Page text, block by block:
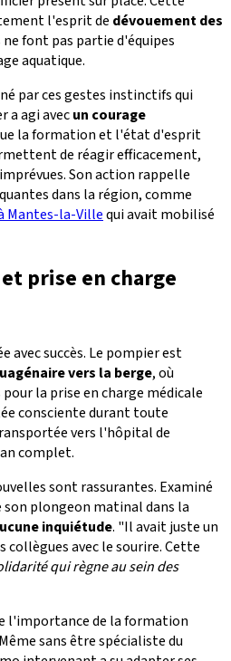
l'esprit de dévouement des
font pas partie d'équipes
aquatique.
par ces gestes instinctifs qui
a agi avecun courage
la formation et l'état d'esprit
de réagir efficacement,
Son action rappelle
dans la région, comme
Mantes-la-Villequi avait mobilisé
prise en charge
avec succès. Le pompier est
vers la berge, où
la prise en charge médicale
consciente durant toute
vers l'hôpital de
complet.
sont rassurantes. Examiné
son plongeon matinal dans la
inquiétude. "Il avait juste un
collègues avec le sourire. Cette
qui règne au sein des
l'importance de la formation
sans être spécialiste du